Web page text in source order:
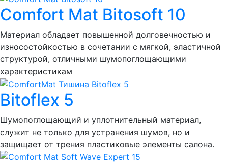
Comfort Mat Bitosoft 10
Материал обладает повышенной долговечностью и
износостойкостью в сочетании с мягкой, эластичной
структурой, отличными шумопоглощающими
характеристикам
Bitoflex 5
Шумопоглощающий и уплотнительный материал,
служит не только для устранения шумов, но и
защищает от трения пластиковые элементы салона.